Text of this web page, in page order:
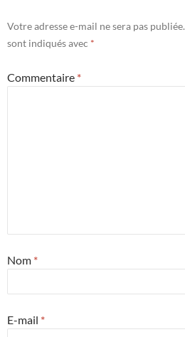
Votre adresse e-mail ne sera pas publiée.
sont indiqués avec *
Commentaire *
Nom *
E-mail *